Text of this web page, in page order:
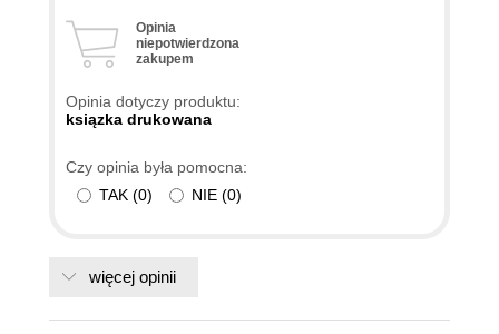
Opinia
niepotwierdzona
zakupem
Opinia dotyczy produktu:
ksiązka drukowana
Czy opinia była pomocna:
TAK (0) NIE (0)
więcej opinii